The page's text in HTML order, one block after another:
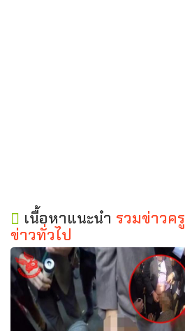
เนื้อหาแนะนำ รวมข่าวครู
ข่าวทั่วไป